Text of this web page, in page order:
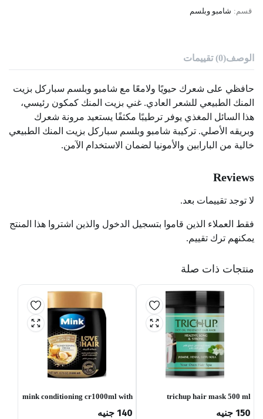
قسم: شامبو وبلسم
الوصف(0) تقييمات
حافظي على شعرك حيويًا ولامعًا مع شامبو وبلسم سباركل بزيت
المنك الطبيعي للشعر العادي. غني بزيت المنك كمكون رئيسي،
هذا السائل المغذي يوفر ترطيبًا مكثفًا يستعيد مرونة شعرك
وبريقه الأصلي. تركيبة شامبو وبلسم سباركل بزيت المنك الطبيعي
خالية من البارابين والأمونيا لضمان الاستخدام الآمن.
Reviews
لا توجد تقييمات بعد.
فقط العملاء الذين قاموا بتسجيل الدخول والذين اشتروا هذا المنتج
يمكنهم ترك تقييم.
منتجات ذات صلة
trichup hair mask 500 ml
150 جنيه
mink conditioning cr1000ml with
140 جنيه